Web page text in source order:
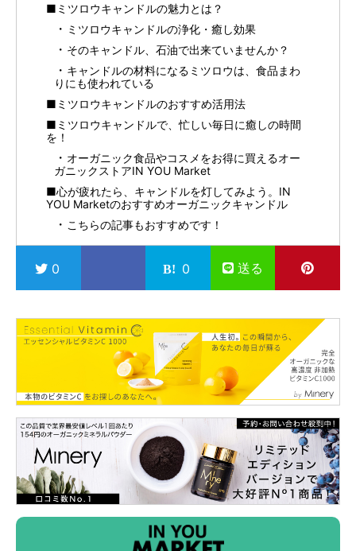
■ミツロウキャンドルの魅力とは？
ミツロウキャンドルの浄化・癒し効果
そのキャンドル、石油で出来ていませんか？
キャンドルの材料になるミツロウは、食品まわ
りにも使われている
■ミツロウキャンドルのおすすめ活用法
■ミツロウキャンドルで、忙しい毎日に癒しの時間
を！
オーガニック食品やコスメをお得に買えるオー
ガニックストアIN YOU Market
■心が疲れたら、キャンドルを灯してみよう。IN
YOU Marketのおすすめオーガニックキャンドル
こちらの記事もおすすめです！
0 0 送る